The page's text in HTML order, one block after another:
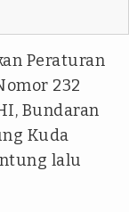
Peraturan
232
Bundaran
Kuda
lalu